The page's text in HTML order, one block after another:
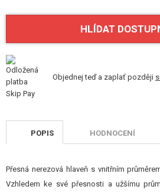
DOPLŇKY KE ZBRANÍM, POPRUHY
NÁHRADNÍ DÍLY, UPGRADE
SERVIS A ÚDRŽBA ZBRANÍ
SEBEOBRANA, VÝCVIK, NOŽE
TERČE, STŘELNICE
JÍDLO
HLÍDAT
Objednej teď a zaplať později
POPIS HODNOCENÍ
Přesná nerezová hlaveň s vnitřním
Vzhledem ke své přesnosti a užšímu